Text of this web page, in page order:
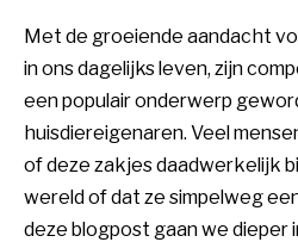
Met de groeiende aandacht
in ons dagelijks leven, zijn
een populair onderwerp
huisdiereigenaren. Veel
of deze zakjes daadwerkelijk
wereld of dat ze simpelweg
deze blogpost gaan we